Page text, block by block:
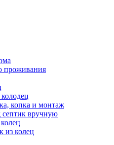
проживания
копка и монтаж
септик вручную
из колец